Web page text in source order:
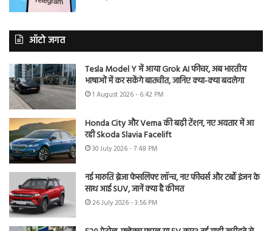
ऑटो जगत
Tesla Model Y में आया Grok AI फीचर, अब भारतीय
भाषाओं में कर सकेंगे बातचीत, जानिए क्या-क्या बदलेगा
1 August 2026 - 6:42 PM
Honda City और Verna की बढ़ी टेंशन, नए अवतार में आ
रही Skoda Slavia Facelift
30 July 2026 - 7:48 PM
नई मारुति ब्रेजा फेसलिफ्ट लॉन्च, नए फीचर्स और टर्बो इंजन के
साथ आई SUV, जानें क्या है कीमत
26 July 2026 - 3:56 PM